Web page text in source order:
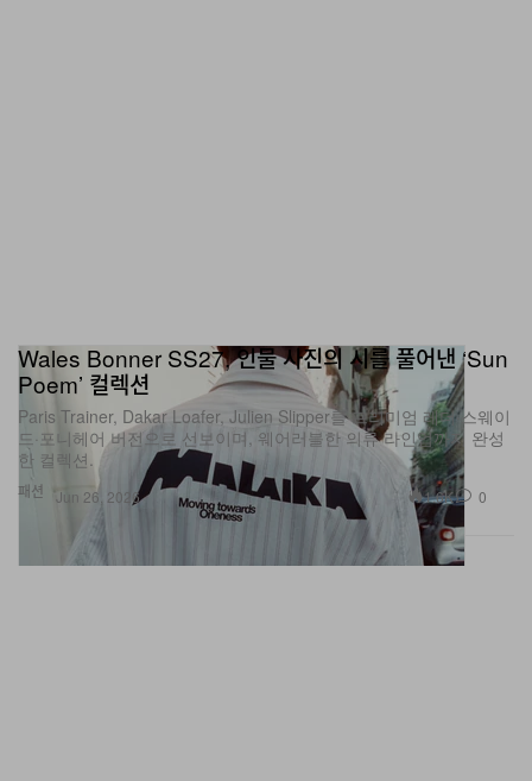
Y-3(@adidasy3)가 공유한 게시물
패션
Wales Bonner SS27, 인물 사진의 시를 풀어낸 ‘Sun
Poem’ 컬렉션
Paris Trainer, Dakar Loafer, Julien Slipper를 프리미엄 레더·스웨이
드·포니헤어 버전으로 선보이며, 웨어러블한 의류 라인업까지 완성
한 컬렉션.
Jun 26, 2026 1.6K 0